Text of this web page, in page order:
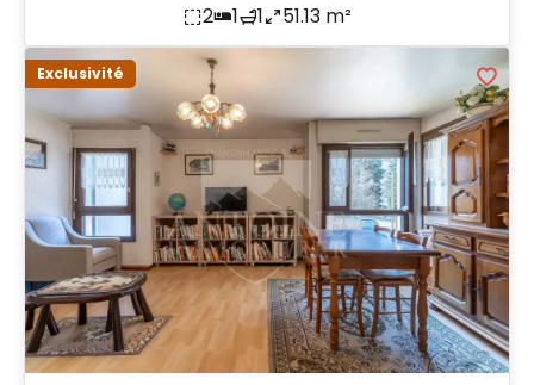
2
1 1 51.13 m²
Exclusivité